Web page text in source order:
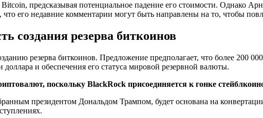
предсказывая потенциальное падение его стоимости. Однако
его недавние комментарии могут быть направлены на то, чтобы
создания резерва биткоинов
резерва биткоинов. Предложение предполагает, что более 200
и обеспечения его статуса мировой резервной валюты.
поскольку BlackRock присоединяется к гонке
президентом Дональдом Трампом, будет основана на